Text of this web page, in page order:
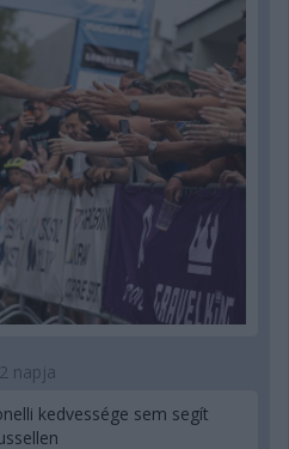
2 napja
kedvessége sem segít